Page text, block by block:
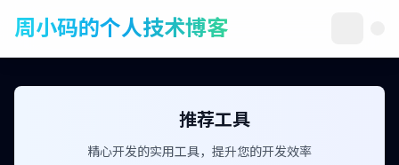
周小码的个人技术博客
推荐工具
精心开发的实用工具，提升您的开发效率